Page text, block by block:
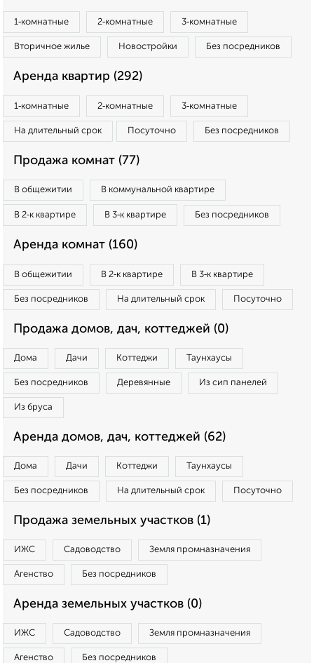
1‑комнатные 2‑комнатные 3‑комнатные
Вторичное жилье Новостройки Без посредников
Аренда квартир (292)
1‑комнатные 2‑комнатные 3‑комнатные
На длительный срок Посуточно Без посредников
Продажа комнат (77)
В общежитии В коммунальной квартире
В 2‑к квартире В 3‑к квартире Без посредников
Аренда комнат (160)
В общежитии В 2‑к квартире В 3‑к квартире
Без посредников На длительный срок Посуточно
Продажа домов, дач, коттеджей (0)
Дома Дачи Коттеджи Таунхаусы
Без посредников Деревянные Из сип панелей
Из бруса
Аренда домов, дач, коттеджей (62)
Дома Дачи Коттеджи Таунхаусы
Без посредников На длительный срок Посуточно
Продажа земельных участков (1)
ИЖС Садоводство Земля промназначения
Агенство Без посредников
Аренда земельных участков (0)
ИЖС Садоводство Земля промназначения
Агенство Без посредников